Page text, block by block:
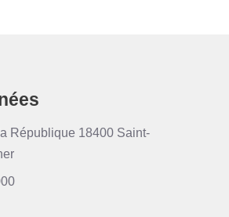
République 18400 Saint-